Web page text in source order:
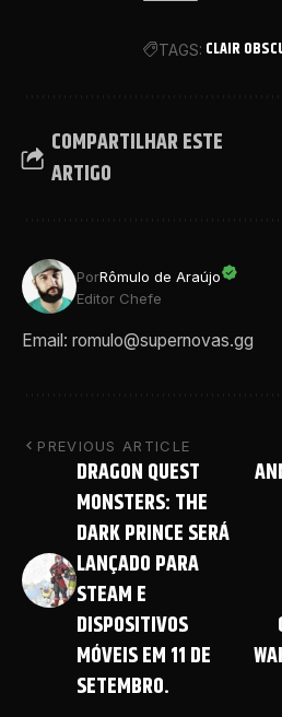
TAGS: CLAIR
COMPARTILHAR ESTE
ARTIGO
PorRômulo de Araújo
Editor Chefe
Email: romulo@supernovas.gg
PREVIOUS ARTICLE
DRAGON QUEST
MONSTERS: THE
DARK PRINCE SERÁ
LANÇADO PARA
STEAM E
DISPOSITIVOS
MÓVEIS EM 11 DE
SETEMBRO.